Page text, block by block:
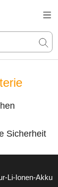
Sicherheit
Li-Ionen-Akku